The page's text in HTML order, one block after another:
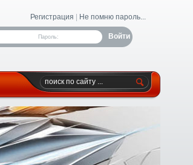
Регистрация Не помню пароль...
Пароль: